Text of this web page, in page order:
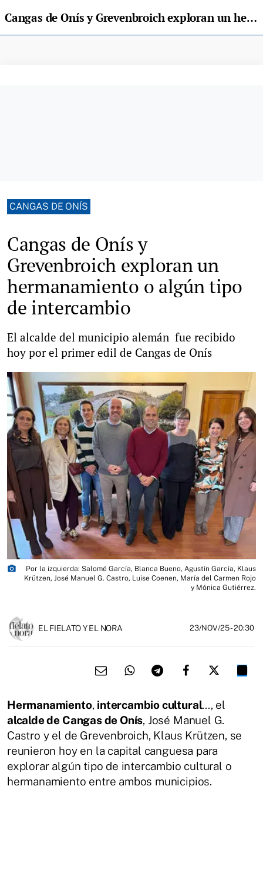
Cangas de Onís y Grevenbroich exploran un hermanamiento o algún tipo de intercambio
CANGAS DE ONÍS
Cangas de Onís y
Grevenbroich exploran un
hermanamiento o algún tipo
de intercambio
El alcalde del municipio alemán fue recibido
hoy por el primer edil de Cangas de Onís
photo_camera
Por la izquierda: Salomé García, Blanca Bueno, Agustín García, Klaus
Krützen, José Manuel G. Castro, Luise Coenen, María del Carmen Rojo
y Mónica Gutiérrez.
EL FIELATO Y EL NORA 23/NOV/25- 20:30
Hermanamiento, intercambio cultural..., el
alcalde de Cangas de Onís, José Manuel G.
Castro y el de Grevenbroich, Klaus Krützen, se
reunieron hoy en la capital canguesa para
explorar algún tipo de intercambio cultural o
hermanamiento entre ambos municipios.